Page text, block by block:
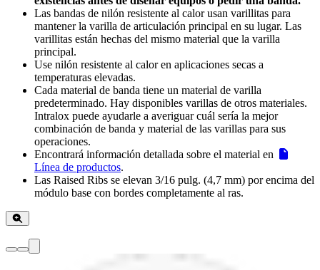
Las bandas de nilón resistente al calor usan varillitas para
mantener la varilla de articulación principal en su lugar. Las
varillitas están hechas del mismo material que la varilla
principal.
Use nilón resistente al calor en aplicaciones secas a
temperaturas elevadas.
Cada material de banda tiene un material de varilla
predeterminado. Hay disponibles varillas de otros materiales.
Intralox puede ayudarle a averiguar cuál sería la mejor
combinación de banda y material de las varillas para sus
operaciones.
Encontrará información detallada sobre el material en
Línea de productos.
Las Raised Ribs se elevan 3/16 pulg. (4,7 mm) por encima del
módulo base con bordes completamente al ras.